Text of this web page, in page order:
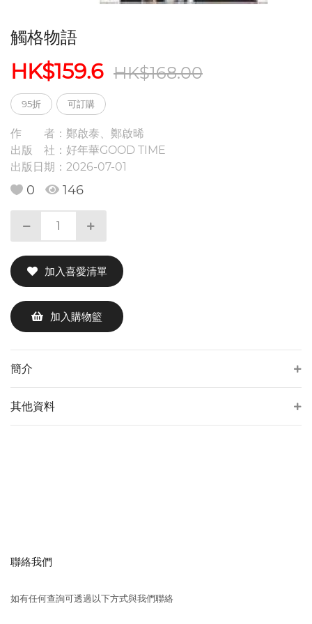
觸格物語
HK$159.6 HK$168.00
95折 可訂購
作 者： 鄭啟泰、鄭啟晞
出版 社： 好年華GOOD TIME
出版日期： 2026-07-01
0 146
加入喜愛清單
加入購物籃
簡介
其他資料
聯絡我們
如有任何查詢可透過以下方式與我們聯絡